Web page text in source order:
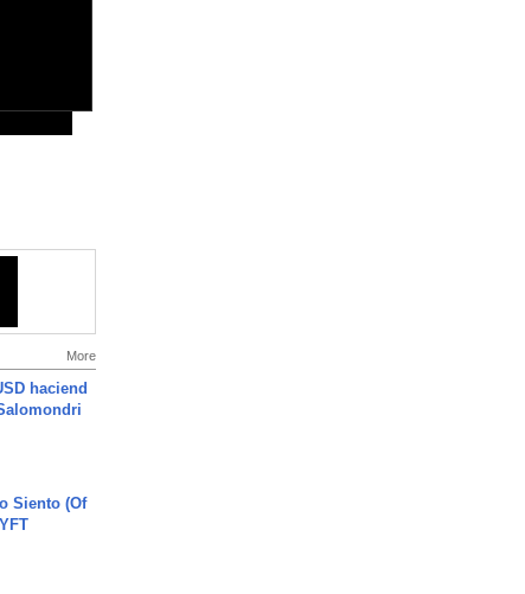
More
haciend
Siento (Of